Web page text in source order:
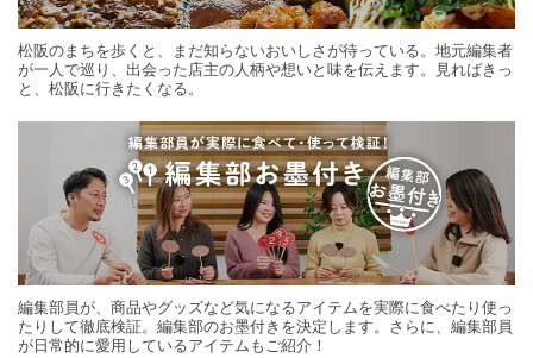
松阪のまちを歩くと、まだ知らないおいしさが待っている。地元編集者
が一人で巡り、出会った店主の人柄や想いと味を伝えます。見ればきっ
と、松阪に行きたくなる。
編集部員が、商品やグッズなど気になるアイテムを実際に食べたり使っ
たりして徹底検証。編集部のお墨付きを決定します。さらに、編集部員
が日常的に愛用しているアイテムもご紹介！